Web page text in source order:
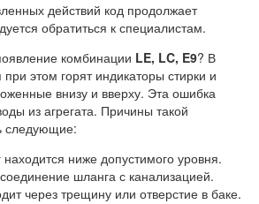
действий код продолжает
обратиться к специалистам.
комбинации LE, LC, E9? В
этом горят индикаторы стирки и
внизу и вверху. Эта ошибка
из агрегата. Причины такой
следующие:
ниже допустимого уровня.
шланга с канализацией.
через трещину или отверстие в баке.